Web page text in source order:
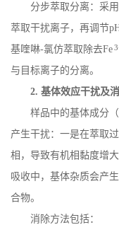
分步萃取分离：采
萃取干扰离子，再调节
基喹啉-氯仿萃取除去Fe
与目标离子的分离。
2.基体效应干扰及
样品中的基体成分
产生干扰：一是在萃取
相，导致有机相黏度增
吸收中，基体杂质会产
合物。
消除方法包括：